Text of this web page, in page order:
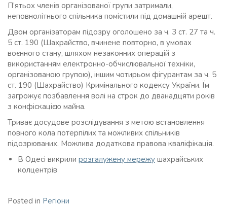
П’ятьох членів організованої групи затримали,
неповнолітнього спільника помістили під домашній арешт.
Двом організаторам підозру оголошено за ч. 3 ст. 27 та ч.
5 ст. 190 (Шахрайство, вчинене повторно, в умовах
воєнного стану, шляхом незаконних операцій з
використанням електронно-обчислювальної техніки,
організованою групою), іншим чотирьом фігурантам за ч. 5
ст. 190 (Шахрайство) Кримінального кодексу України. Їм
загрожує позбавлення волі на строк до дванадцяти років
з конфіскацією майна.
Триває досудове розслідування з метою встановлення
повного кола потерпілих та можливих спільників
підозрюваних. Можлива додаткова правова кваліфікація.
В Одесі викрили розгалужену мережу шахрайських
колцентрів
Posted in Регіони